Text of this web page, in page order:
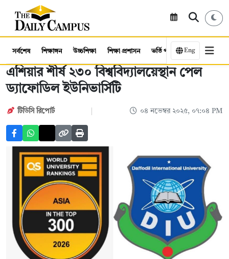
সর্বশেষ শিক্ষাঙ্গন উচ্চশিক্ষা শিক্ষা প্রশাসন ভর্তি পরীক্ষা কর্মসংস্থান
Eng
এশিয়ার শীর্ষ ২৩০ বিশ্ববিদ্যালয়েস্থান পেল
ড্যাফোডিল ইউনিভার্সিটি
টিডিসি রিপোর্ট ০৪ নভেম্বর ২০২৫, ০৭:০৪ PM